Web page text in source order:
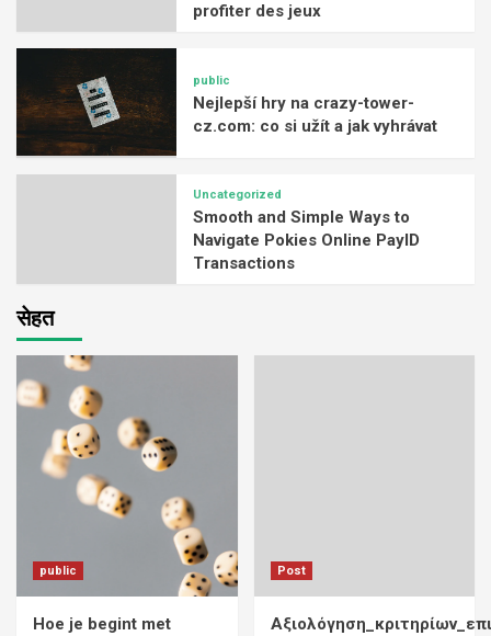
profiter des jeux
public
Nejlepší hry na crazy-tower-
cz.com: co si užít a jak vyhrávat
Uncategorized
Smooth and Simple Ways to
Navigate Pokies Online PayID
Transactions
सेहत
public
Hoe je begint met
Post